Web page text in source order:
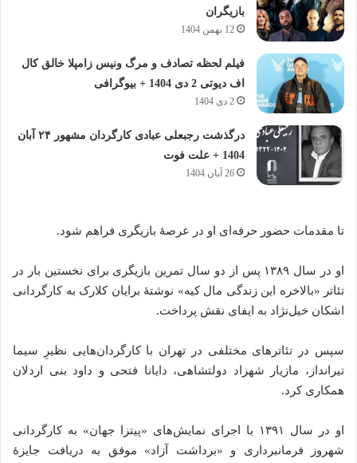
بازیگران
12 بهمن 1404
فیلم لحظه تصادف و مرگ ونیس زامپلا خالق کال
اف دیوتی 2 دی 1404 + بیوگرافی
2 دی 1404
درگذشت رجبعلی عبادی کارگردان مشهور ۲۴ آبان
1404 + علت فوت
26 آبان 1404
تا مقدمات حضور حرفه‌ای او در عرصهٔ بازیگری فراهم شود.
او در سال ۱۳۸۹ پس از دو سال تمرین بازیگری برای نخستین بار در
تئاتر «بالاخره این زندگی مال کیه» نوشتهٔ برایان کلارک به کارگردانی
اشکان خیل‌نژاد به ایفای نقش پرداخت.
سپس در تئاترهای مختلفی در تهران با کارگردان‌هایی نظیرِ سیما
تیرانداز، مازیار شهزاد دولتشاهی، دایانا فتحی و داود بنی اردلان
همکاری کرد.
او در سال ۱۳۹۱ با اجرای نمایش‌های «پیتزا جهان» به کارگردانی
شهروز فرمانبرداری و «برداشت آزاد» موفق به دریافت جایزهٔ